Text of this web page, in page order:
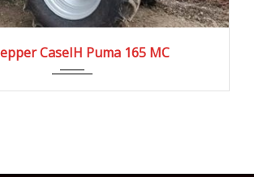
CaseIH Puma 165 MC